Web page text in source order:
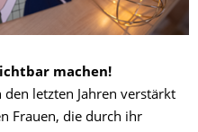
machen!
letzten Jahren verstärkt
Frauen, die durch ihr